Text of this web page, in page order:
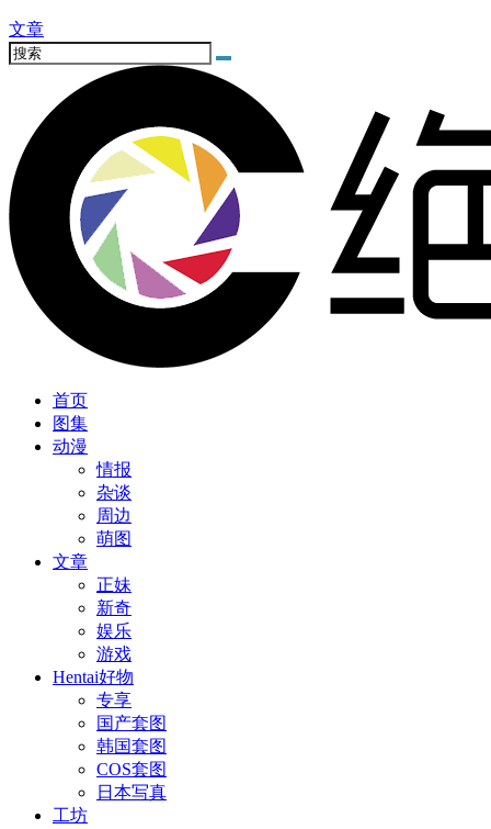
文章
首页
图集
动漫
情报
杂谈
周边
萌图
文章
正妹
新奇
娱乐
游戏
Hentai好物
专享
国产套图
韩国套图
COS套图
日本写真
工坊